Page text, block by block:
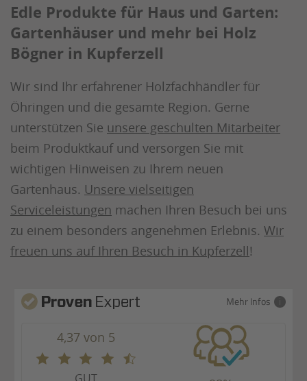
Edle Produkte für Haus und Garten:
Gartenhäuser und mehr bei Holz
Bögner in Kupferzell
Wir sind Ihr erfahrener Holzfachhändler für
Öhringen und die gesamte Region. Gerne
unterstützen Sie unsere geschulten Mitarbeiter
beim Produktkauf und versorgen Sie mit
wichtigen Hinweisen zu Ihrem neuen
Gartenhaus. Unsere vielseitigen
Serviceleistungen machen Ihren Besuch bei uns
zu einem besonders angenehmen Erlebnis. Wir
freuen uns auf Ihren Besuch in Kupferzell!
Mehr Infos
4,37 von 5